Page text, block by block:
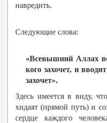
навредить.
Следующие слова:
«Всевышний Аллах
кого захочет, и
захочет».
Здесь имеется в виду,
хидаят (прямой путь) и
сердце каждого